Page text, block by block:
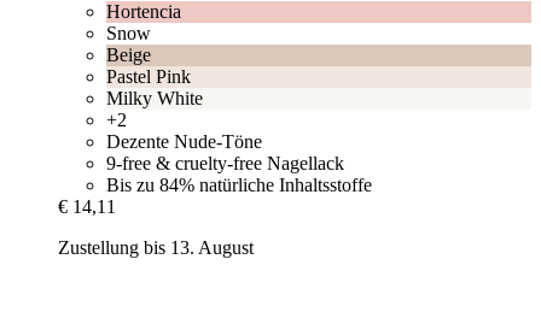
Hortencia
Snow
Beige
Pastel Pink
Milky White
+2
Dezente Nude-Töne
9-free & cruelty-free Nagellack
Bis zu 84% natürliche Inhaltsstoffe
€ 14,11
Zustellung bis 13. August